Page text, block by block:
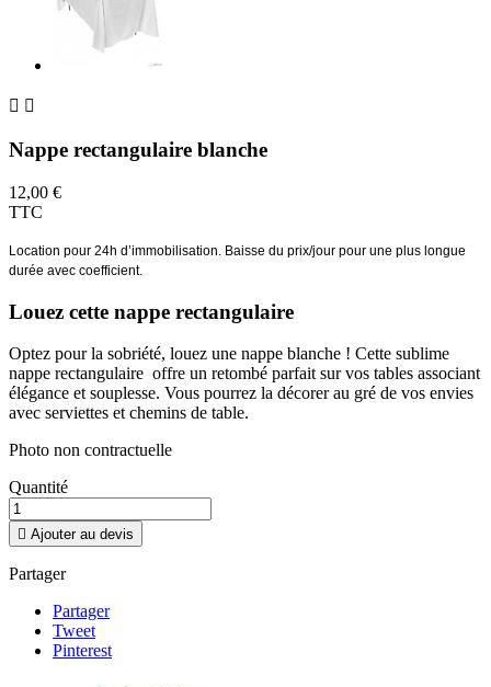
 
Nappe rectangulaire blanche
12,00 €
TTC
Location pour 24h d’immobilisation. Baisse du prix/jour pour une plus longue
durée avec coefficient.
Louez cette nappe rectangulaire
Optez pour la sobriété, louez une nappe blanche ! Cette sublime
nappe rectangulaire offre un retombé parfait sur vos tables associant
élégance et souplesse. Vous pourrez la décorer au gré de vos envies
avec serviettes et chemins de table.
Photo non contractuelle
Quantité
 Ajouter au devis
Partager
Partager
Tweet
Pinterest